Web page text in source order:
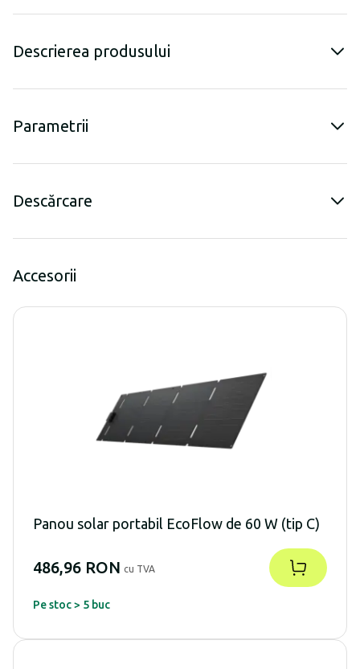
Descrierea produsului
Parametrii
Descărcare
Accesorii
Panou solar portabil EcoFlow de 60 W (tip C)
486,96 RON cu TVA
Pe stoc > 5 buc